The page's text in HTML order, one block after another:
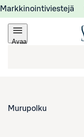
Markkinointiviestejä
Avaa
Murupolku